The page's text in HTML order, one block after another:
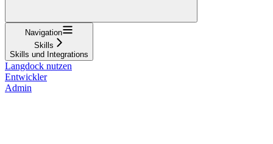
Navigation
Skills
Skills und Integrations
Langdock nutzen
Entwickler
Admin